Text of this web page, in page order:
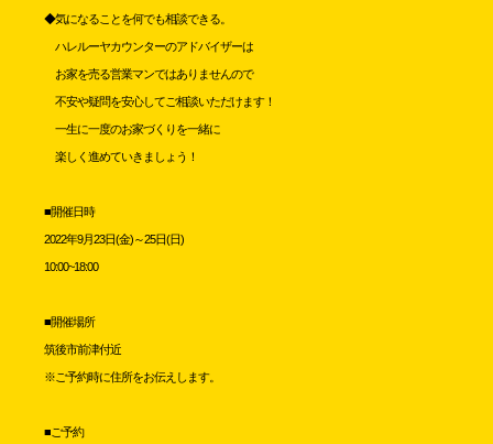
◆気になることを何でも相談できる。
ハレルーヤカウンターのアドバイザーは
お家を売る営業マンではありませんので
不安や疑問を安心してご相談いただけます！
一生に一度のお家づくりを一緒に
楽しく進めていきましょう！
■開催日時
2022年9月23日(金)～25日(日)
10:00~18:00
■開催場所
筑後市前津付近
※ご予約時に住所をお伝えします。
■ご予約